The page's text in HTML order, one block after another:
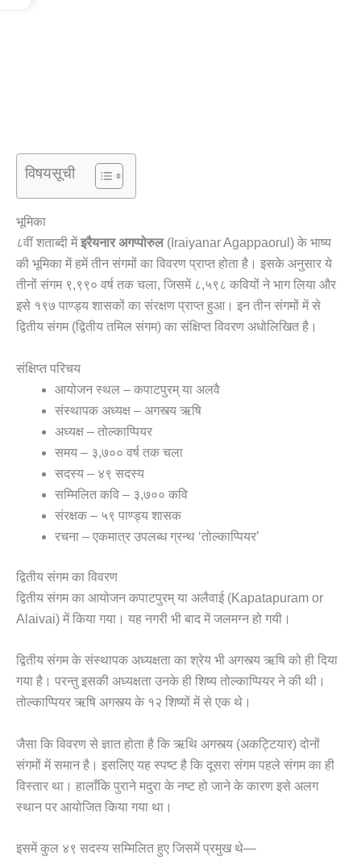
विषयसूची
भूमिका
८वीं शताब्दी मेंइरैयनार अगप्पोरुल(Iraiyanar Agappaorul) के भाष्य
की भूमिका में हमें तीन संगमों का विवरण प्राप्त होता है। इसके अनुसार ये
तीनों संगम ९,९९० वर्ष तक चला, जिसमें ८,५९८ कवियों ने भाग लिया और
इसे १९७ पाण्ड्य शासकों का संरक्षण प्राप्त हुआ। इन तीन संगमों में से
द्वितीय संगम (द्वितीय तमिल संगम) का संक्षिप्त विवरण अधोलिखित है।
संक्षिप्त परिचय
आयोजन स्थल – कपाटपुरम् या अलवै
संस्थापक अध्यक्ष – अगस्त्य ऋषि
अध्यक्ष – तोल्काप्पियर
समय – ३,७०० वर्ष तक चला
सदस्य – ४९ सदस्य
सम्मिलित कवि – ३,७०० कवि
संरक्षक – ५९ पाण्ड्य शासक
रचना – एकमात्र उपलब्ध ग्रन्थ ‘तोल्काप्पियर’
द्वितीय संगम का विवरण
द्वितीय संगम का आयोजन कपाटपुरम् या अलैवाई (Kapatapuram or
Alaivai) में किया गया। यह नगरी भी बाद में जलमग्न हो गयी।
द्वितीय संगम के संस्थापक अध्यक्षता का श्रेय भी अगस्त्य ऋषि को ही दिया
गया है। परन्तु इसकी अध्यक्षता उनके ही शिष्य तोल्काप्पियर ने की थी।
तोल्काप्पियर ऋषि अगस्त्य के १२ शिष्यों में से एक थे।
जैसा कि विवरण से ज्ञात होता है कि ऋथि अगस्त्य (अकट्टियार) दोनों
संगमों में समान है। इसलिए यह स्पष्ट है कि दूसरा संगम पहले संगम का ही
विस्तार था। हालाँकि पुराने मदुरा के नष्ट हो जाने के कारण इसे अलग
स्थान पर आयोजित किया गया था।
इसमें कुल ४९ सदस्य सम्मिलित हुए जिसमें प्रमुख थे—